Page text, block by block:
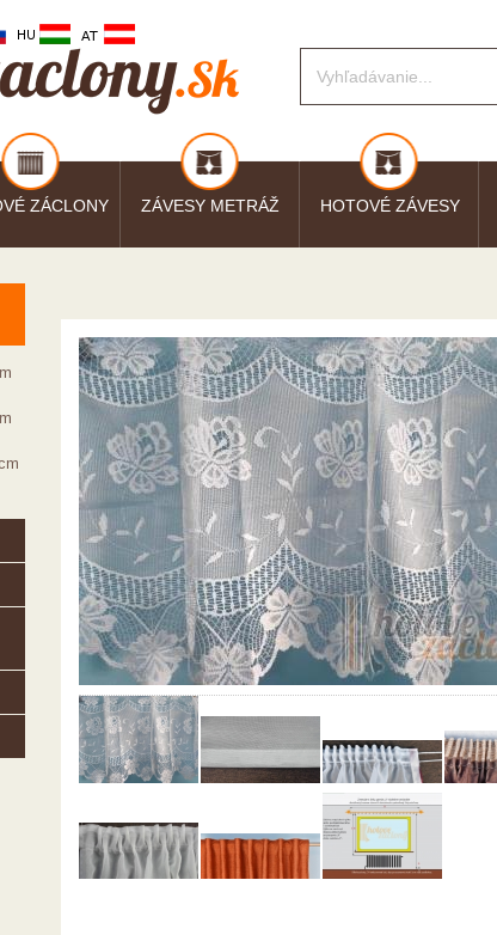
ZÁCLONY ZÁVESY METRÁŽ HOTOVÉ ZÁVESY